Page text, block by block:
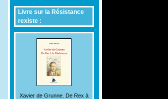
Livre sur la Résistance
rexiste :
Xavier de Grunne. De Rex à